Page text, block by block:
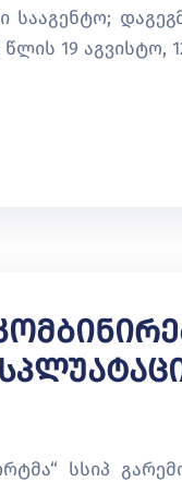
19 აგვისტო,
სსიპ